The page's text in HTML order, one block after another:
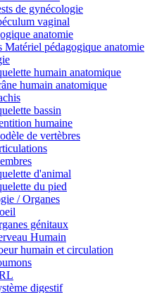
de gynécologie
vaginal
anatomie
Matériel pédagogique anatomie
humain anatomique
humain anatomique
bassin
humaine
de vertèbres
d'animal
du pied
/ Organes
génitaux
Humain
humain et circulation
digestif